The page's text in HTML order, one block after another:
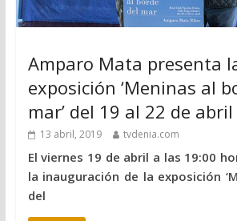
Amparo Mata presenta
exposición ‘Meninas al
mar’ del 19 al 22 de abril
13 abril, 2019 tvdenia.com
El viernes 19 de abril a las 19:00
la inauguración de la exposición
del